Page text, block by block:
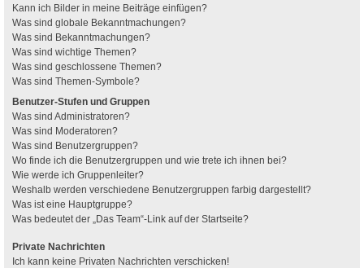
Kann ich Bilder in meine Beiträge einfügen?
Was sind globale Bekanntmachungen?
Was sind Bekanntmachungen?
Was sind wichtige Themen?
Was sind geschlossene Themen?
Was sind Themen-Symbole?
Benutzer-Stufen und Gruppen
Was sind Administratoren?
Was sind Moderatoren?
Was sind Benutzergruppen?
Wo finde ich die Benutzergruppen und wie trete ich ihnen bei?
Wie werde ich Gruppenleiter?
Weshalb werden verschiedene Benutzergruppen farbig dargestellt?
Was ist eine Hauptgruppe?
Was bedeutet der „Das Team“-Link auf der Startseite?
Private Nachrichten
Ich kann keine Privaten Nachrichten verschicken!